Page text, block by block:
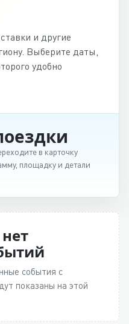
и другие
Выберите даты,
удобно
в карточку
площадку и детали
события с
показаны на этой